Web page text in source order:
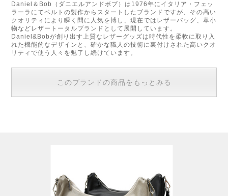
Daniel＆Bob（ダニエルアンドボブ）は1976年にイタリア・フェッ
ラーラにてベルトの製作からスタートしたブランドですが、その高い
クオリティにより瞬く間に人気を博し、現在ではレザーバッグ、革小
物などレザートータルブランドとして展開しています。
Daniel&Bobが創り出す上質なレザーグッズは時代性を柔軟に取り入
れた機能的なデザインと、確かな職人の技術に裏付けされた高いクオ
リティで使う人々を魅了し続けています。
このブランドの商品をもっとみる